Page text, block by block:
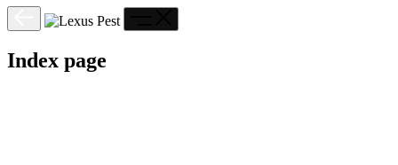
Index page